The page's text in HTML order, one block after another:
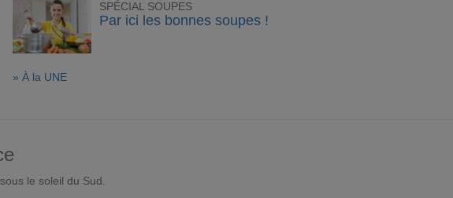
SPÉCIAL SOUPES
Par ici les bonnes soupes !
» À la UNE
le soleil du Sud.